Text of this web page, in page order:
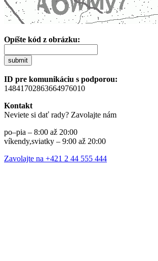
Opíšte kód z obrázku:
submit
ID pre komunikáciu s podporou:
14841702863664976010
Kontakt
Neviete si dať rady? Zavolajte nám
po–pia – 8:00 až 20:00
víkendy,sviatky – 9:00 až 20:00
Zavolajte na +421 2 44 555 444